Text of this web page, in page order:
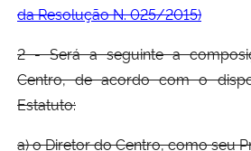
da Resolução N. 025/2015)
2 - Será a seguinte a
Centro, de acordo com o
Estatuto:
a) o Diretor do Centro, como seu